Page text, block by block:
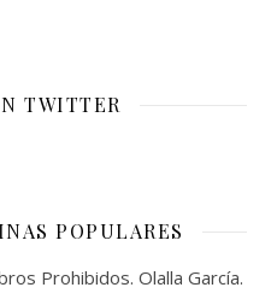
TWITTER
POPULARES
Prohibidos. Olalla García.